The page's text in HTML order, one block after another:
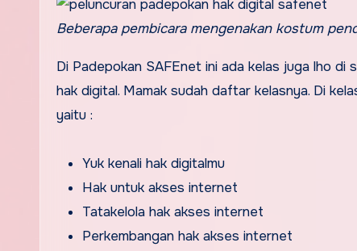
Beberapa pembicara mengenakan kostum
Di Padepokan SAFEnet ini ada kelas juga lho
hak digital. Mamak sudah daftar kelasnya. Di
yaitu :
Yuk kenali hak digitalmu
Hak untuk akses internet
Tatakelola hak akses internet
Perkembangan hak akses internet